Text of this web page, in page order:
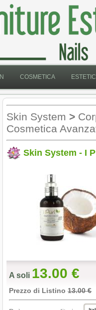
COSMETICA
Skin System >
Cosmetica
Skin System - I
A soli 13.00 €
Prezzo di Listino 13.00 €